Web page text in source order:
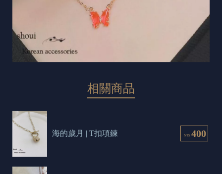
相關商品
NT$ 400
海的歲月 | T扣項鍊